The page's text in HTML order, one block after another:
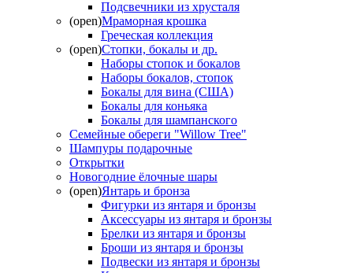
Подсвечники из хрусталя
(open)Мраморная крошка
Греческая коллекция
(open)Стопки, бокалы и др.
Наборы стопок и бокалов
Наборы бокалов, стопок
Бокалы для вина (США)
Бокалы для коньяка
Бокалы для шампанского
Семейные обереги "Willow Tree"
Шампуры подарочные
Открытки
Новогодние ёлочные шары
(open)Янтарь и бронза
Фигурки из янтаря и бронзы
Аксессуары из янтаря и бронзы
Брелки из янтаря и бронзы
Броши из янтаря и бронзы
Подвески из янтаря и бронзы